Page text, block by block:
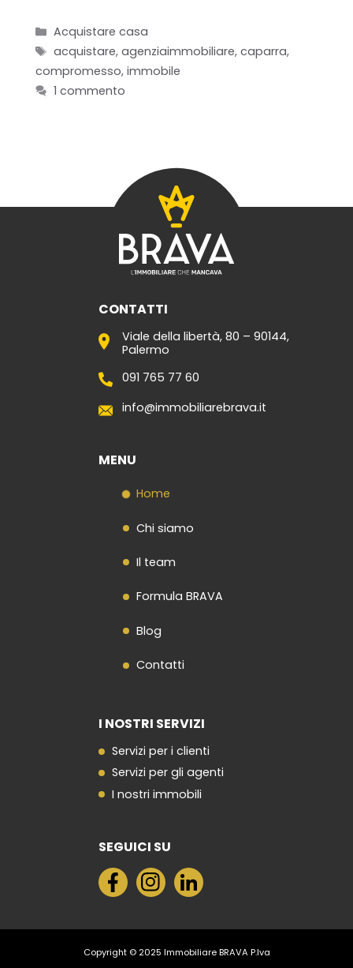
Categorie
Acquistare casa
Tag
acquistare,agenziaimmobiliare,caparra,
compromesso, immobile
1 commento
CONTATTI
Viale della libertà, 80 – 90144,
Palermo
091 765 77 60
info@immobiliarebrava.it
MENU
Home
Chi siamo
Il team
Formula BRAVA
Blog
Contatti
I NOSTRI SERVIZI
Servizi per i clienti
Servizi per gli agenti
I nostri immobili
SEGUICI SU
Copyright © 2025 Immobiliare BRAVA P.Iva